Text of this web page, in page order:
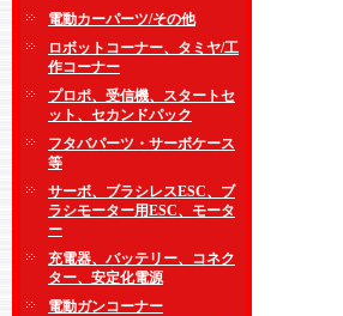
電動カーパーツ/その他
ロボットコーナー、タミヤ/工
作コーナー
プロポ、受信機、スタートセ
ット、セカンドパック
フタバパーツ・サーボケース
等
サーボ、ブラシレスESC、ブ
ラシモーター用ESC、モータ
ー
充電器、バッテリー、コネク
ター、安定化電源
電動ガンコーナー